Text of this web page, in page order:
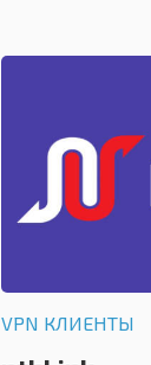
VPN КЛИЕНТЫ